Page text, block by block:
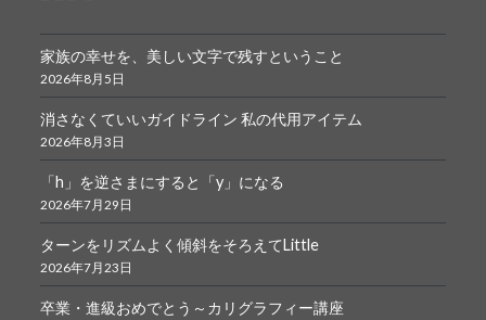
家族の幸せを、美しい文字で残すということ
2026年8月5日
消さなくていいガイドライン 私の代用アイテム
2026年8月3日
「h」を逆さまにすると「y」になる
2026年7月29日
ターンをリズムよく傾斜をそろえてLittle
2026年7月23日
卒業・進級おめでとう～カリグラフィー講座